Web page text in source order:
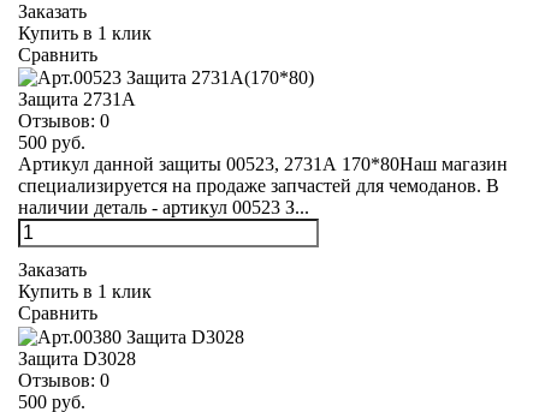
Заказать
Купить в 1 клик
Сравнить
Защита 2731А
Отзывов: 0
500 руб.
Артикул данной защиты 00523, 2731А 170*80Наш магазин
специализируется на продаже запчастей для чемоданов. В
наличии деталь - артикул 00523 З...
Заказать
Купить в 1 клик
Сравнить
Защита D3028
Отзывов: 0
500 руб.